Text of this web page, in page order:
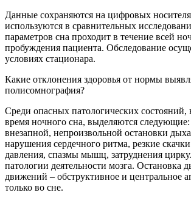
Данные сохраняются на цифровых
используются в сравнительных
параметров сна проходит в течение всей
пробуждения пациента. Обследование
условиях стационара.
Какие отклонения здоровья от нормы
полисомнография?
Среди опасных патологических
время ночного сна, выделяются
внезапной, непроизвольной остановки
нарушения сердечного ритма, резкие
давления, спазмы мышц, затруднения
патологии деятельности мозга. Остановка
движений – обструктивное и центральное
только во сне.